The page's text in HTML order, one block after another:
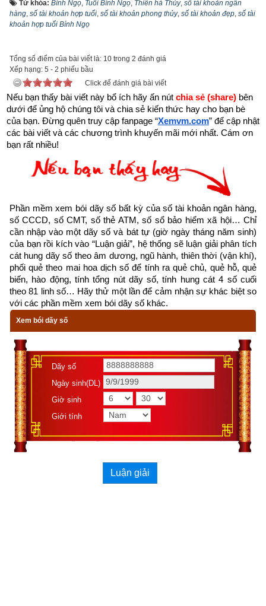
tùy thuộc vào từng ngân hàng, vì là ngẫu nhiên nên không
theo qui luật nào cả và rất khó nhớ. Tuy nhiên cùng với sự
đã cho phép khách hàng tự chọn số tài khoản theo ý thích
như sau:
- Dịch vụ mở số tài khoản trùng với số điện thoại: miễn phí
- Dịch vụ mở số tài khoản trùng với ngày tháng năm sinh (8
số): miễn phí
- Dịch vụ mở số tài khoản trùng với CMT, CCCD: miễn phí
- Dịch vụ mở số tài khoản tự chọn (có thu phí): chọn được tất
cả các số chỉ có ngân hàng MB, SHB và VP bank còn các
ngân hàng khác chỉ cho chọn một vài số như sau: Vietinbank
(tối đa 9 số trong 12 số, MSB (tối đa 6 số trong 12 số), OCB
(tối đa 9 số trong 16 số), TPBank (tối đa 3 số trong 11 số),
Nam A Bank (tối đa 6 số trong 16 số), PG Bank (tối đa 10 số
trong 13 số), Sacombank (tối đa 4 số trong 12 số), SCB (tối đa
10 số trong 11 số), LienVietPostBank (tối đa 10 số trong 12
số), PVcomBank (tối đa 9 số trong 12 số),  Oceanbank (tối đa
Từ khóa: Bính Ngọ, Tuổi Bính Ngọ, Thiên hà Thủy, số tài khoản ngân
hàng, số tài khoản hợp tuổi, số tài khoản phong thủy, số tài khoản đẹp, số tài
khoản hợp tuổi Bính Ngọ
Tổng số điểm của bài viết là: 10 trong 2 đánh giá
Xếp hạng: 5 - 2 phiếu bầu
Click để đánh giá bài viết
Nếu bạn thấy bài viết này bổ ích hãy ấn nút chia sẻ (share) bên
dưới để ủng hộ chúng tôi và chia sẻ kiến thức hay cho bạn bè
của bạn. Đừng quên truy cập fanpage “Xemvm.com” để cập nhật
các bài viết và các chương trình khuyến mãi mới nhất. Cám ơn
bạn rất nhiều!
Phần mềm xem bói dãy số bất kỳ của số tài khoản ngân hàng,
số CCCD, số CMT, số thẻ ATM, số sổ bảo hiểm xã hội… Chỉ
cần nhập vào một dãy số và bát tự (giờ ngày tháng năm sinh)
của bạn rồi kích vào “Luận giải”, hệ thống sẽ luận giải phân tích
cát hung dãy số theo âm dương, ngũ hành, thiên thời (vận khí),
phối quẻ theo mai hoa dịch số để tính ra quẻ chủ, quẻ hỗ, quẻ
biến, hào động, tính tổng nút dãy số, tính hung cát 4 số cuối
theo 81 linh số… Hãy thử một lần để cảm nhận sự khác biệt so
với các phần mềm xem bói dãy số khác.
Xem bói dãy số
Dãy số
Ngày sinh(DL)
Giờ sinh
Giới tính
Luận giải